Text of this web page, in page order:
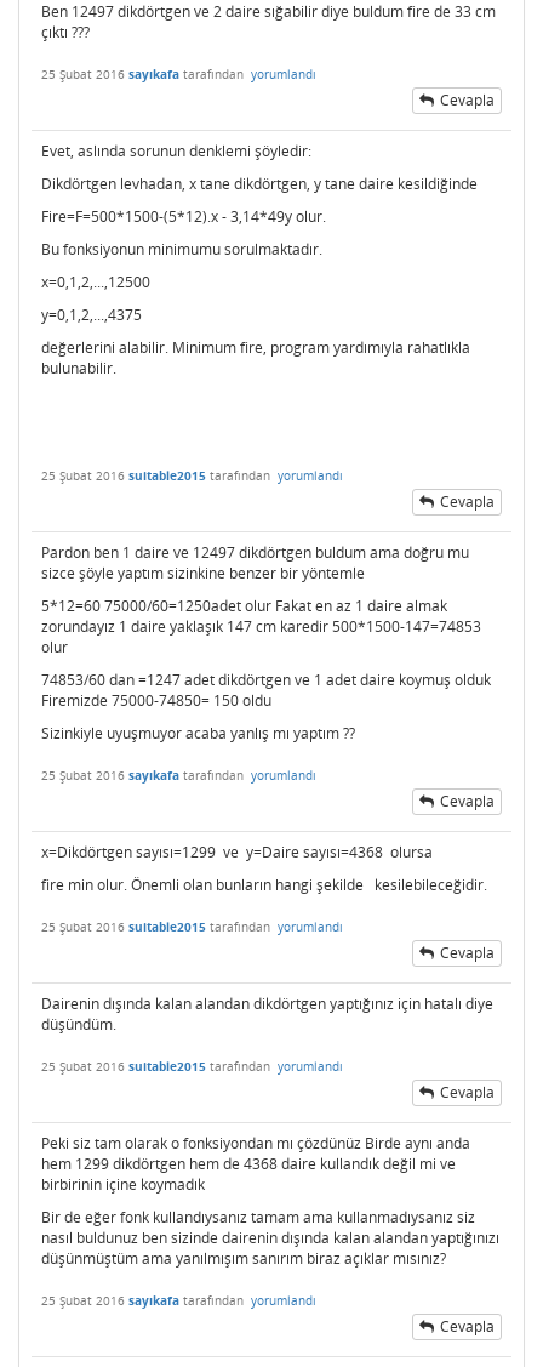
Ben 12497 dikdörtgen ve 2 daire sığabilir diye buldum fire de 33 cm
çıktı ???
25 Şubat 2016 sayıkafa tarafından yorumlandı
Cevapla
Evet, aslında sorunun denklemi şöyledir:
Dikdörtgen levhadan, x tane dikdörtgen, y tane daire kesildiğinde
Fire=F=500*1500-(5*12).x - 3,14*49y olur.
Bu fonksiyonun minimumu sorulmaktadır.
x=0,1,2,...,12500
y=0,1,2,...,4375
değerlerini alabilir. Minimum fire, program yardımıyla rahatlıkla
bulunabilir.
25 Şubat 2016 suitable2015 tarafından yorumlandı
Cevapla
Pardon ben 1 daire ve 12497 dikdörtgen buldum ama doğru mu
sizce şöyle yaptım sizinkine benzer bir yöntemle
5*12=60 75000/60=1250adet olur Fakat en az 1 daire almak
zorundayız 1 daire yaklaşık 147 cm karedir 500*1500-147=74853
olur
74853/60 dan =1247 adet dikdörtgen ve 1 adet daire koymuş olduk
Firemizde 75000-74850= 150 oldu
Sizinkiyle uyuşmuyor acaba yanlış mı yaptım ??
25 Şubat 2016 sayıkafa tarafından yorumlandı
Cevapla
x=Dikdörtgen sayısı=1299 ve y=Daire sayısı=4368 olursa
fire min olur. Önemli olan bunların hangi şekilde kesilebileceğidir.
25 Şubat 2016 suitable2015 tarafından yorumlandı
Cevapla
Dairenin dışında kalan alandan dikdörtgen yaptığınız için hatalı diye
düşündüm.
25 Şubat 2016 suitable2015 tarafından yorumlandı
Cevapla
Peki siz tam olarak o fonksiyondan mı çözdünüz Birde aynı anda
hem 1299 dikdörtgen hem de 4368 daire kullandık değil mi ve
birbirinin içine koymadık
Bir de eğer fonk kullandıysanız tamam ama kullanmadıysanız siz
nasıl buldunuz ben sizinde dairenin dışında kalan alandan yaptığınızı
düşünmüştüm ama yanılmışım sanırım biraz açıklar mısınız?
25 Şubat 2016 sayıkafa tarafından yorumlandı
Cevapla